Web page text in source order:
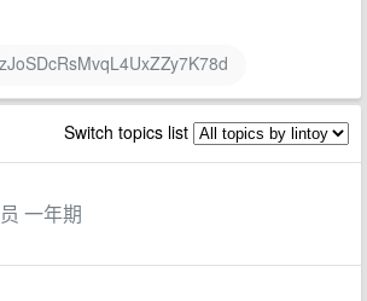
Switch topics list
一年期